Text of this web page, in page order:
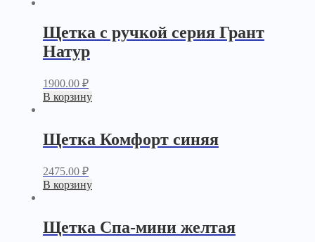
Щетка с ручкой серия Грант
Натур
1900.00 ₽
В корзину
Щетка Комфорт синяя
2475.00 ₽
В корзину
Щетка Спа-мини желтая